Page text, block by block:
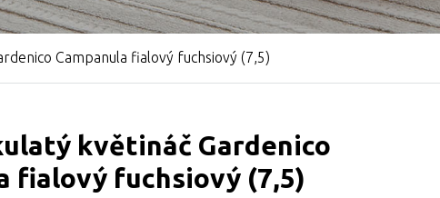
Campanula fialový fuchsiový (7,5)
květináč Gardenico
fialový fuchsiový (7,5)